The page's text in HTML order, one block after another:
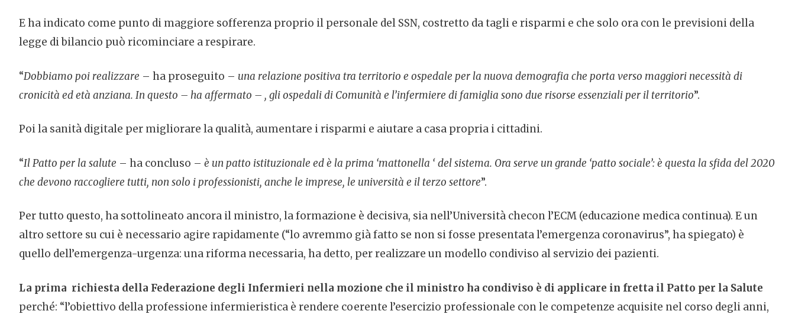
E ha indicato come punto di maggiore sofferenza proprio il personale del SSN, costretto da tagli e risparmi e che solo ora con le previsioni della
legge di bilancio può ricominciare a respirare.
“Dobbiamo poi realizzare – ha proseguito – una relazione positiva tra territorio e ospedale per la nuova demografia che porta verso maggiori necessità di
cronicità ed età anziana. In questo – ha affermato – , gli ospedali di Comunità e l’infermiere di famiglia sono due risorse essenziali per il territorio”.
Poi la sanità digitale per migliorare la qualità, aumentare i risparmi e aiutare a casa propria i cittadini.
“Il Patto per la salute – ha concluso – è un patto istituzionale ed è la prima ‘mattonella ‘ del sistema. Ora serve un grande ‘patto sociale’: è questa la sfida del 2020
che devono raccogliere tutti, non solo i professionisti, anche le imprese, le università e il terzo settore”.
Per tutto questo, ha sottolineato ancora il ministro, la formazione è decisiva, sia nell’Università checon l’ECM (educazione medica continua). E un
altro settore su cui è necessario agire rapidamente (“lo avremmo già fatto se non si fosse presentata l’emergenza coronavirus”, ha spiegato) è
quello dell’emergenza-urgenza: una riforma necessaria, ha detto, per realizzare un modello condiviso al servizio dei pazienti.
La prima richiesta della Federazione degli Infermieri nella mozione che il ministro ha condiviso è di applicare in fretta il Patto per la Salute
perché: “l’obiettivo della professione infermieristica è rendere coerente l’esercizio professionale con le competenze acquisite nel corso degli anni,